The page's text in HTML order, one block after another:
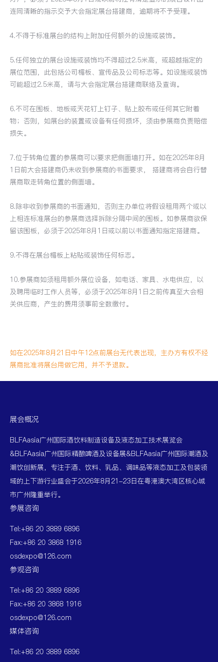
连同清晰的指示交予大会指定展台搭建商，逾期将不予受理。
4.不得于标准展台的结构上附加任何额外的设施或装饰。
5.任何独立的展台设施或装饰均不得超过2.5米高，或超越指定的
展位范围，此包括公司楣板、宣传品及公司标志等。如设施或装饰
可能超过2.5米高，请与大会指定展台搭建商联络及查询。
6.不可在围板、地板或天花钉上钉子、贴上胶布或任何其它附着
物；否则，如展台的装置或设备有任何损坏，须由参展商负责赔偿
损失。
7.位于转角位置的参展商可以要求把侧面墙打开。如在2025年8月
1日前大会搭建商仍未收到参展商的书面要求， 搭建商将会自行替
展商取走转角位置的侧面墙。
8.除非收到参展商的书面通知，否则主办单位将假设租用两个或以
上相连标准展台的参展商选择拆除分隔中间的围板。如参展商欲保
留该围板，必须于2025年8月1日或以前以书面通知指定搭建商。
9.不得在展台楣板上粘贴或装饰任何标志。
10.参展商如须租用额外展位设备，如电话、家具、水电供应，以
及聘用临时工作人员等，必须于2025年8月1日之前传真至大会相
关供应商，产生的费用须事前全数缴付。
如在2025年8月21日中午12点前展台无代表出现，主办方有权不经
展商批准将展台用做它用，并不予退款。
展会概况
BLFAasia广州国际酒饮料制造设备及液态加工技术展览会
&BLFAasia广州国际精酿啤酒及设备展&BLFAasia广州国际潮酒及
潮饮创新展，专注于酒、饮料、乳品、调味品等液态加工及包装领
域的上下游行业盛会于2026年8月21-23日在粤港澳大湾区核心城
市广州隆重举行。
参展咨询
Tel:+86 20 3889 6896
Fax:+86 20 3868 1916
osdexpo@126.com
参观咨询
Tel:+86 20 3889 6896
Fax:+86 20 3868 1916
osdexpo@126.com
媒体咨询
Tel:+86 20 3889 6896